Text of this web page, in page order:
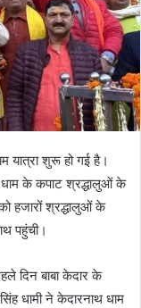
यात्रा शुरू हो गई है।
धाम के कपाट श्रद्धालुओं के
हजारों श्रद्धालुओं के
पहुंची।
दिन बाबा केदार के
धामी ने केदारनाथ धाम